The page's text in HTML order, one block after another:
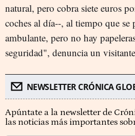
natural, pero cobra siete euros
coches al día--, al tiempo que se
ambulante, pero no hay
seguridad", denuncia un
NEWSLETTER CRÓNICA
Apúntate a la newsletter de
las noticias más importantes